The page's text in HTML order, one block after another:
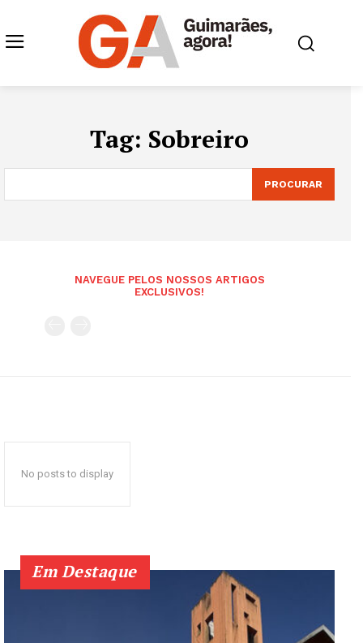
Tag: Sobreiro
PROCURAR
NAVEGUE PELOS NOSSOS ARTIGOS
EXCLUSIVOS!
No posts to display
Em Destaque